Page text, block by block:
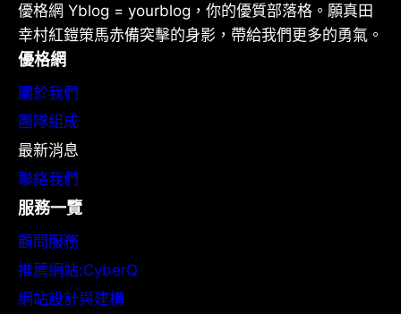
優格網 Yblog = yourblog，你的優質部落格。願真田
幸村紅鎧策馬赤備突擊的身影，帶給我們更多的勇氣。
優格網
關於我們
團隊組成
最新消息
聯絡我們
服務一覽
顧問服務
推薦網站:CyberQ
網站設計與建構